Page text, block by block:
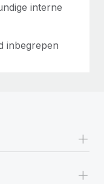
interne
inbegrepen
+
+